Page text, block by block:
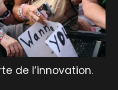
de l’innovation.